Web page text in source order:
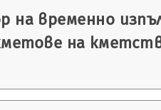
на временно
на